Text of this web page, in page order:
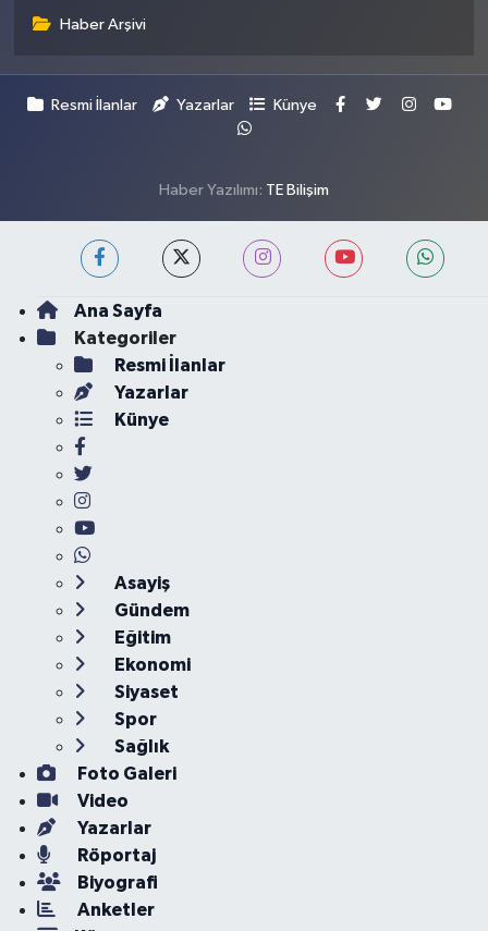
Haber Arşivi
Resmi İlanlar Yazarlar Künye
Haber Yazılımı: TE Bilişim
Ana Sayfa
Kategoriler
Resmi İlanlar
Yazarlar
Künye
Asayiş
Gündem
Eğitim
Ekonomi
Siyaset
Spor
Sağlık
Foto Galeri
Video
Yazarlar
Röportaj
Biyografi
Anketler